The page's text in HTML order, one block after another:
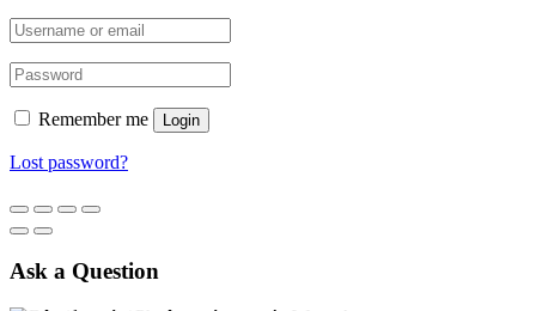
Remember me Login
Lost password?
Ask a Question